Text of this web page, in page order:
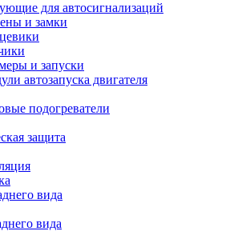
для автосигнализаций
и замки
и запуски
автозапуска двигателя
подогреватели
защита
вида
вида